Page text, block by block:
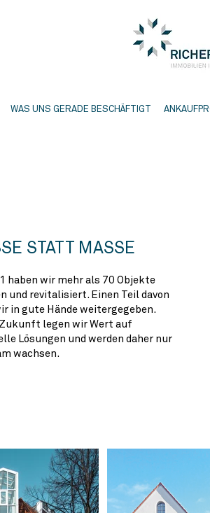
WAS UNS GERADE BESCHÄFTIGT
STATT MASSE
haben wir mehr als 70 Objekte
und revitalisiert. Einen Teil davon
in gute Hände weitergegeben.
legen wir Wert auf
Lösungen und werden daher nur
wachsen.